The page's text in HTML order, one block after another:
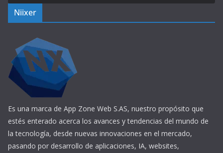
Niixer
Es una marca de App Zone Web S.AS, nuestro propósito que
estés enterado acerca los avances y tendencias del mundo de
la tecnología, desde nuevas innovaciones en el mercado,
pasando por desarrollo de aplicaciones, IA, websites,